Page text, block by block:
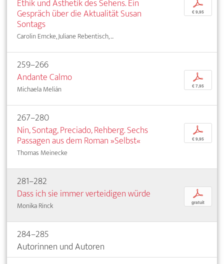
Ethik und Ästhetik des Sehens. Ein
Gespräch über die Aktualität Susan
Sontags
Carolin Emcke, Juliane Rebentisch, ...
p
€ 9,95
259–266
Andante Calmo
Michaela Melián
p
€ 7,95
267–280
Nin, Sontag, Preciado, Rehberg. Sechs
Passagen aus dem Roman »Selbst«
Thomas Meinecke
p
€ 9,95
281–282
Dass ich sie immer verteidigen würde
Monika Rinck
p
gratuit
284–285
Autorinnen und Autoren